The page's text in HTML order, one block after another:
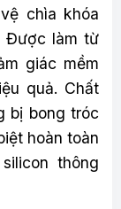
chìa khóa
Được làm từ
giác mềm
quả. Chất
bị bong tróc
hoàn toàn
thông